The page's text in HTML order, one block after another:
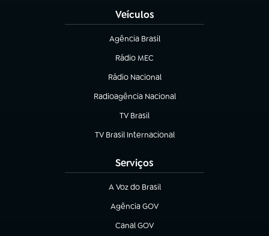
Veículos
Agência Brasil
(abre em nova aba)
Rádio MEC
(abre em nova aba)
Rádio Nacional
Radioagência Nacional
(abre em nova aba)
TV Brasil
(abre em nova aba)
TV Brasil Internacional
(abre em nova aba)
Serviços
A Voz do Brasil
(abre em nova aba)
Agência GOV
(abre em nova aba)
Canal GOV
(abre em nova aba)